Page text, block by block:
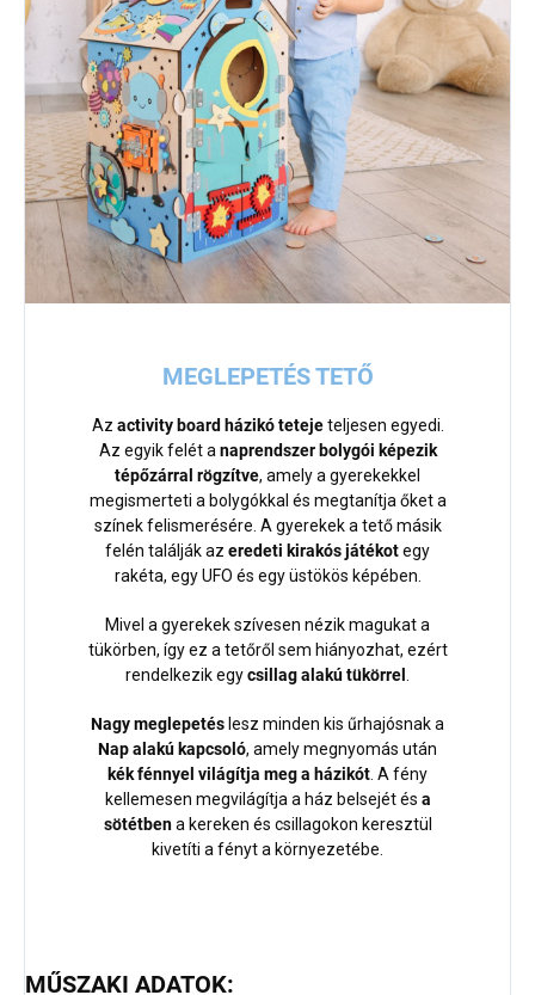
MEGLEPETÉS TETŐ
Az activity board házikó tetejeteljesen egyedi.
Az egyik felét anaprendszer bolygói képezik
tépőzárral rögzítve, amely a gyerekekkel
megismerteti a bolygókkal és megtanítja őket a
színek felismerésére. A gyerekek a tető másik
felén találják az eredeti kirakós játékotegy
rakéta, egy UFO és egy üstökös képében.
Mivel a gyerekek szívesen nézik magukat a
tükörben, így ez a tetőről sem hiányozhat, ezért
rendelkezik egycsillag alakú tükörrel .
Nagy meglepetés lesz minden kis űrhajósnaka
Nap alakú kapcsoló, amely megnyomás után
kék fénnyel világítja meg a házikót. A fény
kellemesen megvilágítja a ház belsejét és a
sötétbena kereken és csillagokon keresztül
kivetíti a fényt a környezetébe.
MŰSZAKI ADATOK: